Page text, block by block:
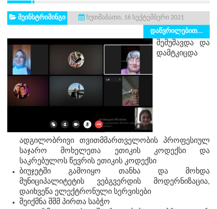
მეინსტრიმინგი
ხუთშაბათი, 16 სექტემბერი 2021
დაწვრილებით...
შემუშავდა და
დამტკიცდა
ადგილობრივი თვითმმართველობის პროფესიულ
საჯარო მოხელეთა ეთიკის კოდექსი და
საკრებულოს წევრის ეთიკის კოდექსი
ბიუჯეტში გამოიყო თანხა და მოხდა
მუნიციპალიტეტის ვებგვერდის მოდერნიზაცია,
დაიხვეწა ელექტრონული სერვისები
შეიქმნა შშმ პირთა საბჭო